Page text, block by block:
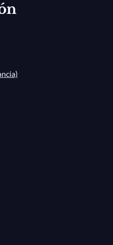
686
von Franz
en do mayor, op.
(El viajero)